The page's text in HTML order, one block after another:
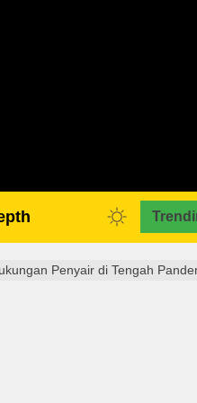
Penyair di Tengah